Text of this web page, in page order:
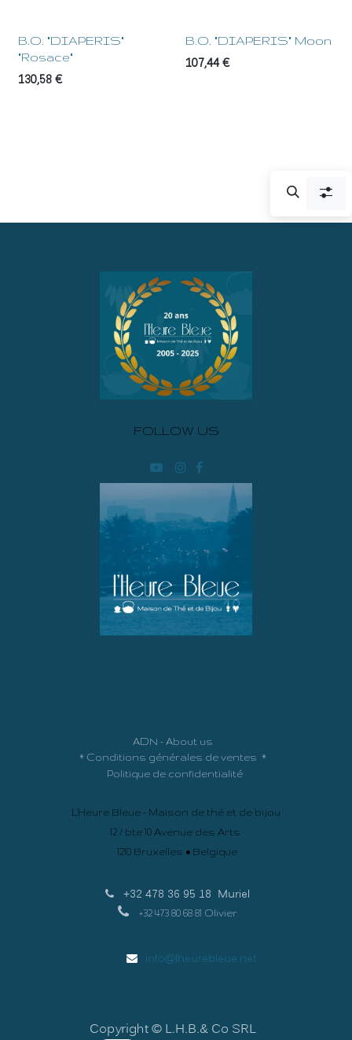
B.O. "DIAPERIS"
"Rosace"
130,58€
B.O. "DIAPERIS" Moon
107,44€
FOLLOW US
ADN - About us
* Conditions générales de ventes *
Politique de confidentialité
L'Heure Bleue - Maison de thé et de bijou
12 / bte 10 Avenue des Arts
1210 Bruxelles • Belgique
+32 478 36 95 18 Muriel
+32 473 80 68 81 Olivier
info@lheurebleue.net
Copyright © L.H.B.& Co SRL